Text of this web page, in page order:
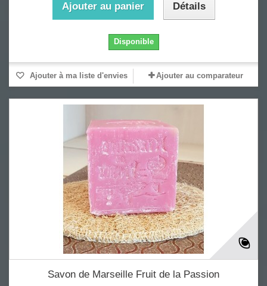
Ajouter au panier Détails
Disponible
Ajouter à ma liste d'envies Ajouter au comparateur
Savon de Marseille Fruit de la Passion